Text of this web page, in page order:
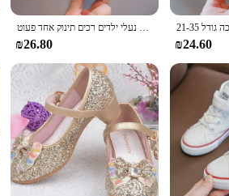
and robust sole provide the necessary support
of daily wear, making them a reliable choice
makes them an excellent choice for
vendor options, these natsnatzim are
סתיו בנות ריינסטון נעלי עור 2022 אביב פנינת קשת נסיכת נעלי ילדים רכים תינוק אחד פעוט G06
₪26.80 ₪24.60